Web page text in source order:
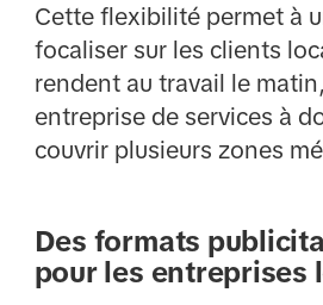
Cette flexibilité permet à
focaliser sur les clients
rendent au travail le
entreprise de services à
couvrir plusieurs zones
Des formats
pour les entreprises